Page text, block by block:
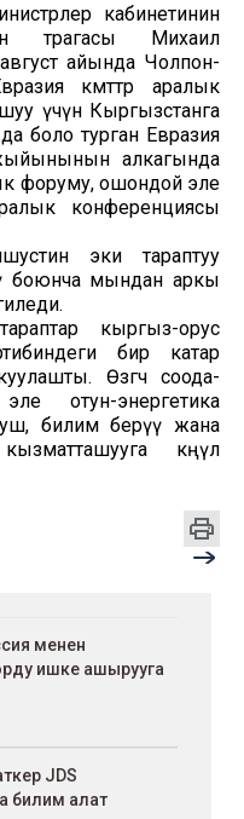
кабинетинин
төрагасы Михаил
айында Чолпон-
өкмөттөр аралык
үчүн Кыргызстанга
боло турган Евразия
алкагында
форуму, ошондой эле
конференциясы
эки тараптуу
боюнча мындан аркы
кыргыз-орус
бир катар
Өзгөчө соода-
отун-энергетика
билим берүү жана
көңүл
менен
ишке ашырууга
JDS
билим алат